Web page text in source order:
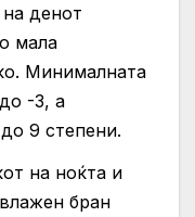
на денот
мала
Минималната
-3, а
9 степени.
на ноќта и
бран